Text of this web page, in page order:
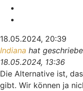
18.05.2024, 20:39
Indiana hat
18.05.2024, 13:36
Die Alternative ist,
gibt. Wir können ja